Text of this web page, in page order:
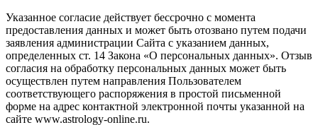
Указанное согласие действует бессрочно с момента
предоставления данных и может быть отозвано путем подачи
заявления администрации Сайта с указанием данных,
определенных ст. 14 Закона «О персональных данных». Отзыв
согласия на обработку персональных данных может быть
осуществлен путем направления Пользователем
соответствующего распоряжения в простой письменной
форме на адрес контактной электронной почты указанной на
сайте www.astrology-online.ru.